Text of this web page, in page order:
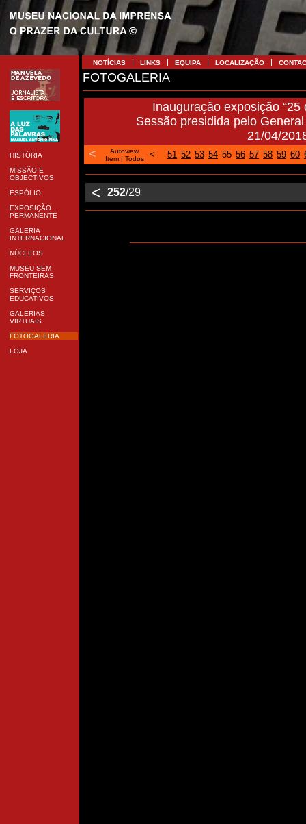
HISTÓRIA
MISSÃO E
OBJECTIVOS
ESPÓLIO
EXPOSIÇÃO
PERMANENTE
GALERIA
INTERNACIONAL
NÚCLEOS
MUSEU SEM
FRONTEIRAS
SERVIÇOS
EDUCATIVOS
GALERIAS
VIRTUAIS
FOTOGALERIA
LOJA
NOTÍCIAS LINKS EQUIPA LOCALIZAÇÃO
FOTOGALERIA
Inauguração exposição
Sessão presidida pelo
21/04/
<
Autoview
Item| Todos < 51 52 53 54 55 56 57 58 59 60
< 252/29